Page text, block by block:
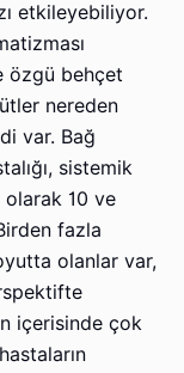
etkileyebiliyor.
özgü behçet
nereden
var. Bağ
sistemik
olarak 10 ve
fazla
olanlar var,
içerisinde çok